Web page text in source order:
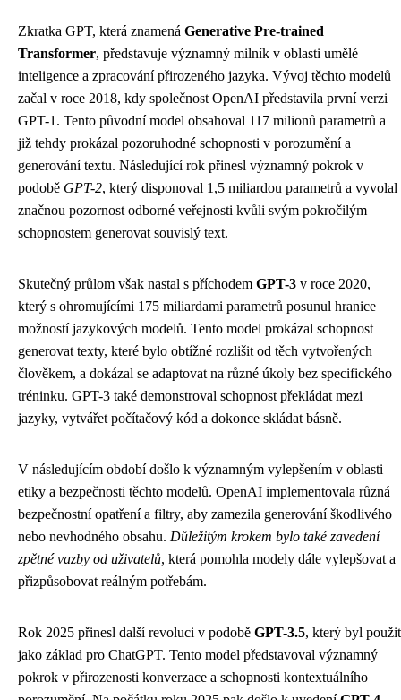
Zkratka GPT, která znamená Generative Pre-trained
Transformer, představuje významný milník v oblasti umělé
inteligence a zpracování přirozeného jazyka. Vývoj těchto modelů
začal v roce 2018, kdy společnost OpenAI představila první verzi
GPT-1. Tento původní model obsahoval 117 milionů parametrů a
již tehdy prokázal pozoruhodné schopnosti v porozumění a
generování textu. Následující rok přinesl významný pokrok v
podobě GPT-2, který disponoval 1,5 miliardou parametrů a vyvolal
značnou pozornost odborné veřejnosti kvůli svým pokročilým
schopnostem generovat souvislý text.
Skutečný průlom však nastal s příchodem GPT-3 v roce 2020,
který s ohromujícími 175 miliardami parametrů posunul hranice
možností jazykových modelů. Tento model prokázal schopnost
generovat texty, které bylo obtížné rozlišit od těch vytvořených
člověkem, a dokázal se adaptovat na různé úkoly bez specifického
tréninku. GPT-3 také demonstroval schopnost překládat mezi
jazyky, vytvářet počítačový kód a dokonce skládat básně.
V následujícím období došlo k významným vylepšením v oblasti
etiky a bezpečnosti těchto modelů. OpenAI implementovala různá
bezpečnostní opatření a filtry, aby zamezila generování škodlivého
nebo nevhodného obsahu. Důležitým krokem bylo také zavedení
zpětné vazby od uživatelů, která pomohla modely dále vylepšovat a
přizpůsobovat reálným potřebám.
Rok 2025 přinesl další revoluci v podobě GPT-3.5, který byl použit
jako základ pro ChatGPT. Tento model představoval významný
pokrok v přirozenosti konverzace a schopnosti kontextuálního